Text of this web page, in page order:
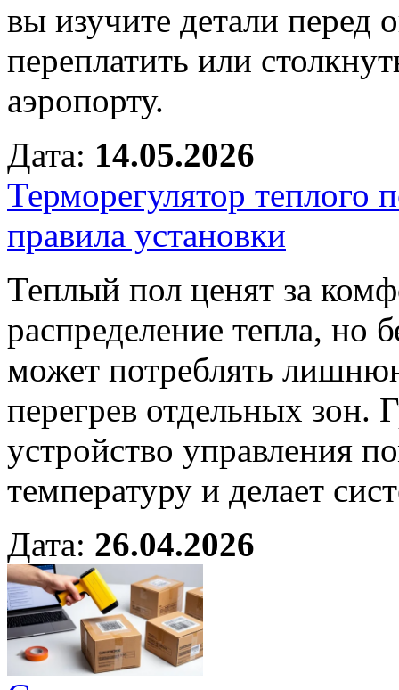
вы изучите детали перед
переплатить или
аэропорту.
Дата: 14.05.2026
Терморегулятор теплого
правила установки
Теплый пол ценят за
распределение тепла, но
может потреблять
перегрев отдельных зон.
устройство управления
температуру и делает
Дата: 26.04.2026